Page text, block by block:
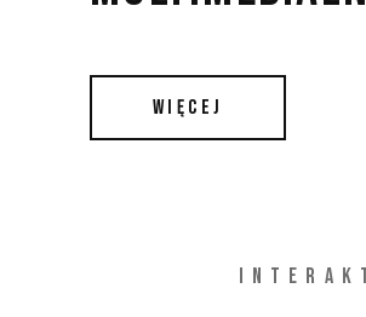
WIĘCEJ